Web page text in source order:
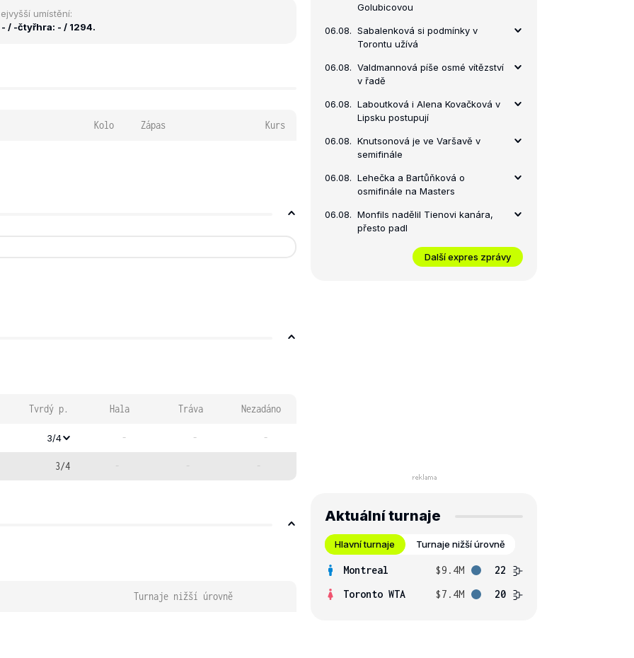
umístění:
/ -čtyřhra: - / 1294.
Kolo Zápas Kurs
Tvrdý p. Hala Tráva Nezadáno
3/4 - - -
3/4 - - -
Turnaje nižší úrovně
Golubicovou
06.08. Sabalenková si podmínky v
Torontu užívá
06.08. Valdmannová píše osmé vítězství
v řadě
06.08. Laboutková i Alena Kovačková v
Lipsku postupují
06.08. Knutsonová je ve Varšavě v
semifinále
06.08. Lehečka a Bartůňková o
osmifinále na Masters
06.08. Monfils nadělil Tienovi kanára,
přesto padl
Další expres zprávy
Aktuální turnaje
Hlavní turnaje Turnaje nižší úrovně
Montreal $9.4M
22
Toronto WTA
$7.4M 20